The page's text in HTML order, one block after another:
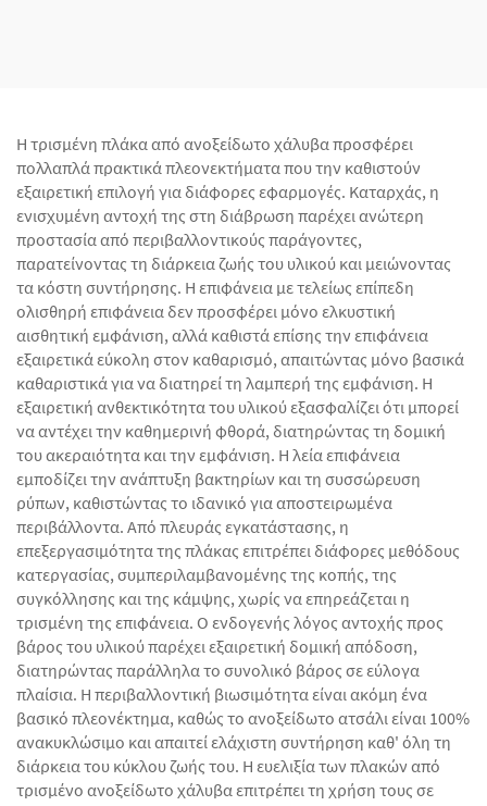
Η τρισμένη πλάκα από ανοξείδωτο χάλυβα προσφέρει
πολλαπλά πρακτικά πλεονεκτήματα που την καθιστούν
εξαιρετική επιλογή για διάφορες εφαρμογές. Καταρχάς, η
ενισχυμένη αντοχή της στη διάβρωση παρέχει ανώτερη
προστασία από περιβαλλοντικούς παράγοντες,
παρατείνοντας τη διάρκεια ζωής του υλικού και μειώνοντας
τα κόστη συντήρησης. Η επιφάνεια με τελείως επίπεδη
ολισθηρή επιφάνεια δεν προσφέρει μόνο ελκυστική
αισθητική εμφάνιση, αλλά καθιστά επίσης την επιφάνεια
εξαιρετικά εύκολη στον καθαρισμό, απαιτώντας μόνο βασικά
καθαριστικά για να διατηρεί τη λαμπερή της εμφάνιση. Η
εξαιρετική ανθεκτικότητα του υλικού εξασφαλίζει ότι μπορεί
να αντέχει την καθημερινή φθορά, διατηρώντας τη δομική
του ακεραιότητα και την εμφάνιση. Η λεία επιφάνεια
εμποδίζει την ανάπτυξη βακτηρίων και τη συσσώρευση
ρύπων, καθιστώντας το ιδανικό για αποστειρωμένα
περιβάλλοντα. Από πλευράς εγκατάστασης, η
επεξεργασιμότητα της πλάκας επιτρέπει διάφορες μεθόδους
κατεργασίας, συμπεριλαμβανομένης της κοπής, της
συγκόλλησης και της κάμψης, χωρίς να επηρεάζεται η
τρισμένη της επιφάνεια. Ο ενδογενής λόγος αντοχής προς
βάρος του υλικού παρέχει εξαιρετική δομική απόδοση,
διατηρώντας παράλληλα το συνολικό βάρος σε εύλογα
πλαίσια. Η περιβαλλοντική βιωσιμότητα είναι ακόμη ένα
βασικό πλεονέκτημα, καθώς το ανοξείδωτο ατσάλι είναι 100%
ανακυκλώσιμο και απαιτεί ελάχιστη συντήρηση καθ' όλη τη
διάρκεια του κύκλου ζωής του. Η ευελιξία των πλακών από
τρισμένο ανοξείδωτο χάλυβα επιτρέπει τη χρήση τους σε